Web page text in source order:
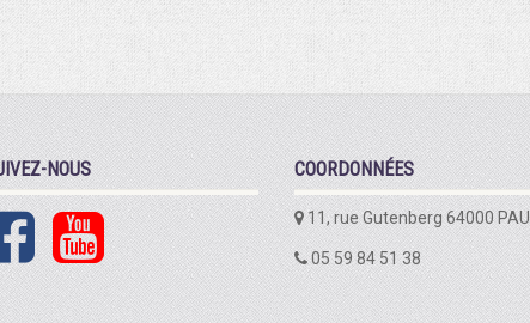
NOUS COORDONNÉES
11, rue Gutenberg 64000 PAU
05 59 84 51 38